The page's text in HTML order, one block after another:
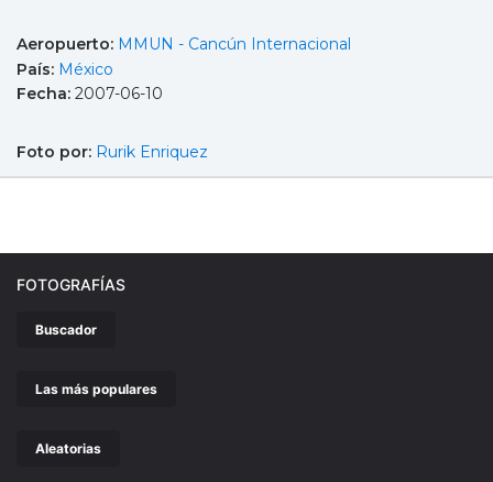
Aeropuerto: MMUN - Cancún Internacional
País: México
Fecha: 2007-06-10
Foto por: Rurik Enriquez
FOTOGRAFÍAS
Buscador
Las más populares
Aleatorias